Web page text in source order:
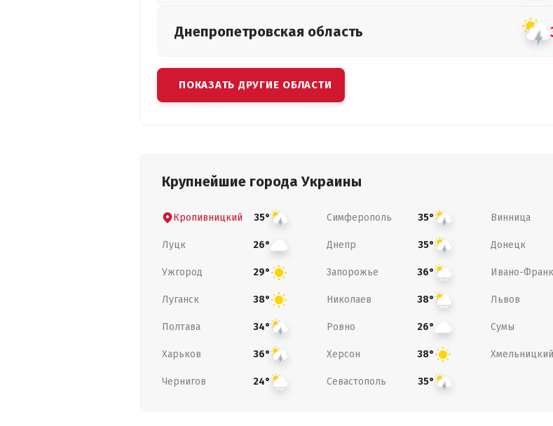
Днепропетровская область
ПОКАЗАТЬ ДРУГИЕ ОБЛАСТИ
Крупнейшие города Украины
Кропивницкий 35° Симферополь 35° Винница
Луцк 26° Днепр 35° Донецк
Ужгород 29° Запорожье 36° Ивано-
Луганск 38° Николаев 38° Львов
Полтава 34° Ровно 26° Сумы
Харьков 36° Херсон 38° Хмельницкий
Чернигов 24° Севастополь 35°